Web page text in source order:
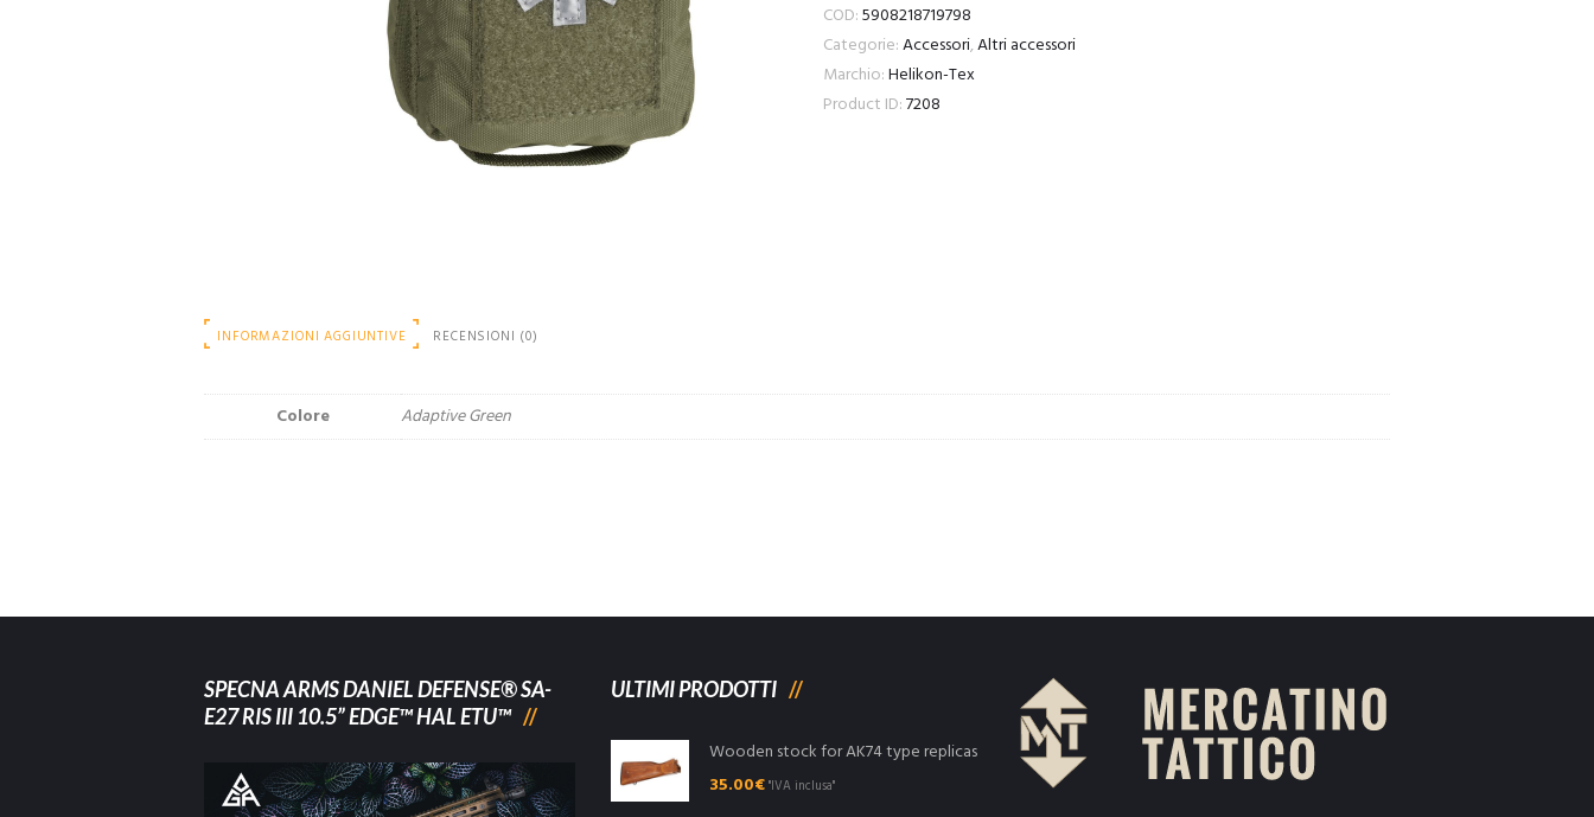
-
Nylon
quantità
COD:5908218719798
Categorie:Accessori,Altri accessori
Marchio:Helikon-Tex
Product ID:7208
INFORMAZIONI AGGIUNTIVE RECENSIONI (0)
Colore Adaptive Green
SPECNA ARMS DANIEL DEFENSE® SA-
E27 RIS III 10.5” EDGE™ HAL ETU™
ULTIMI PRODOTTI
Wooden stock for AK74 type replicas
35.00€"IVA inclusa"